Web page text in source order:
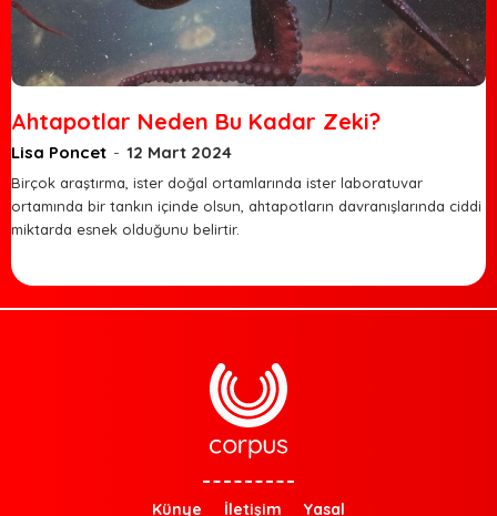
Ahtapotlar Neden Bu Kadar Zeki?
Lisa Poncet - 12 Mart 2024
Birçok araştırma, ister doğal ortamlarında ister laboratuvar
ortamında bir tankın içinde olsun, ahtapotların davranışlarında ciddi
miktarda esnek olduğunu belirtir.
Künye İletişim Yasal